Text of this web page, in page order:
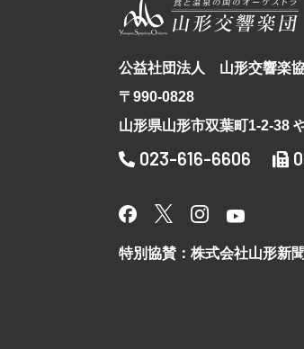
公益社団法人 山形交響楽
〒990-0828
山形県山形市双葉町1-2-38
023-616-6606
特別協賛：株式会社山形新